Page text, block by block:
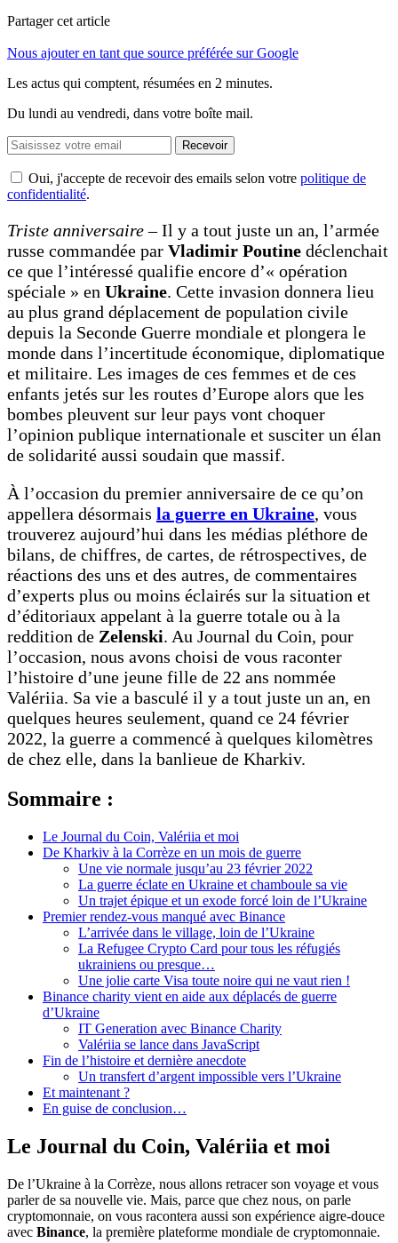
Partager cet article
Nous ajouter en tant que source préférée sur Google
Les actus qui comptent, résumées en 2 minutes.
Du lundi au vendredi, dans votre boîte mail.
Recevoir
Oui, j'accepte de recevoir des emails selon votre politique de
confidentialité.
Triste anniversaire –Il y a tout juste un an, l’armée
russe commandée par Vladimir Poutine déclenchait
ce que l’intéressé qualifie encore d’« opération
spéciale » en Ukraine. Cette invasion donnera lieu
au plus grand déplacement de population civile
depuis la Seconde Guerre mondiale et plongera le
monde dans l’incertitude économique, diplomatique
et militaire. Les images de ces femmes et de ces
enfants jetés sur les routes d’Europe alors que les
bombes pleuvent sur leur pays vont choquer
l’opinion publique internationale et susciter un élan
de solidarité aussi soudain que massif.
À l’occasion du premier anniversaire de ce qu’on
appellera désormais la guerre en Ukraine, vous
trouverez aujourd’hui dans les médias pléthore de
bilans, de chiffres, de cartes, de rétrospectives, de
réactions des uns et des autres, de commentaires
d’experts plus ou moins éclairés sur la situation et
d’éditoriaux appelant à la guerre totale ou à la
reddition de Zelenski. Au Journal du Coin, pour
l’occasion, nous avons choisi de vous raconter
l’histoire d’une jeune fille de 22 ans nommée
Valériia. Sa vie a basculé il y a tout juste un an, en
quelques heures seulement, quand ce 24 février
2022, la guerre a commencé à quelques kilomètres
de chez elle, dans la banlieue de Kharkiv.
Sommaire :
Le Journal du Coin, Valériia et moi
De Kharkiv à la Corrèze en un mois de guerre
Une vie normale jusqu’au 23 février 2022
La guerre éclate en Ukraine et chamboule sa vie
Un trajet épique et un exode forcé loin de l’Ukraine
Premier rendez-vous manqué avec Binance
L’arrivée dans le village, loin de l’Ukraine
La Refugee Crypto Card pour tous les réfugiés
ukrainiens ou presque…
Une jolie carte Visa toute noire qui ne vaut rien !
Binance charity vient en aide aux déplacés de guerre
d’Ukraine
IT Generation avec Binance Charity
Valériia se lance dans JavaScript
Fin de l’histoire et dernière anecdote
Un transfert d’argent impossible vers l’Ukraine
Et maintenant ?
En guise de conclusion…
Le Journal du Coin, Valériia et moi
De l’Ukraine à la Corrèze, nous allons retracer son voyage et vous
parler de sa nouvelle vie. Mais, parce que chez nous, on parle
cryptomonnaie, on vous racontera aussi son expérience aigre-douce
avec Binance, la première plateforme mondiale de cryptomonnaie.